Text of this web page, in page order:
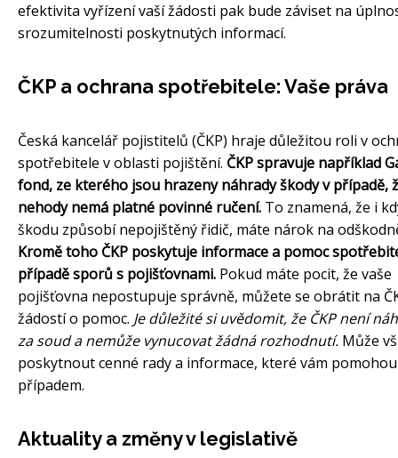
efektivita vyřízení vaší žádosti pak bude záviset na
srozumitelnosti poskytnutých informací.
ČKP a ochrana spotřebitele: Vaše práva
Česká kancelář pojistitelů (ČKP) hraje důležitou roli v
spotřebitele v oblasti pojištění. ČKP spravuje například
fond, ze kterého jsou hrazeny náhrady škody v případě,
nehody nemá platné povinné ručení. To znamená, že i
škodu způsobí nepojištěný řidič, máte nárok na
Kromě toho ČKP poskytuje informace a pomoc
případě sporů s pojišťovnami. Pokud máte pocit, že vaše
pojišťovna nepostupuje správně, můžete se obrátit na
žádostí o pomoc. Je důležité si uvědomit, že ČKP není
za soud a nemůže vynucovat žádná rozhodnutí. Může
poskytnout cenné rady a informace, které vám
případem.
Aktuality a změny v legislativě